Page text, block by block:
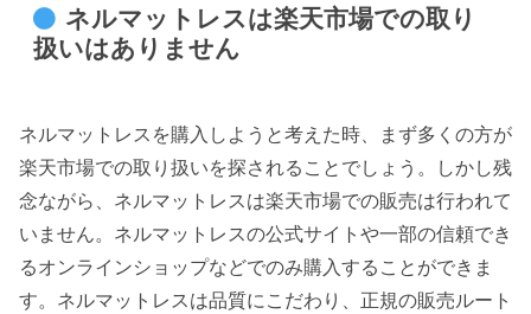
ネルマットレスは楽天市場での取り
扱いはありません
ネルマットレスを購入しようと考えた時、まず多くの方が
楽天市場での取り扱いを探されることでしょう。しかし残
念ながら、ネルマットレスは楽天市場での販売は行われて
いません。ネルマットレスの公式サイトや一部の信頼でき
るオンラインショップなどでのみ購入することができま
す。ネルマットレスは品質にこだわり、正規の販売ルート